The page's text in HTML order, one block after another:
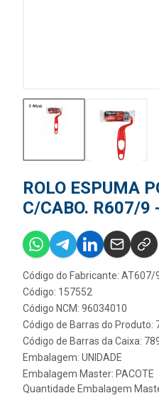
ROLO ESPUMA
C/CABO. R607/9
Código do Fabricante: AT607/
Código: 157552
Código NCM: 96034010
Código de Barras do Produto:
Código de Barras da Caixa:
Embalagem: UNIDADE
Embalagem Master: PACOTE
Quantidade Embalagem